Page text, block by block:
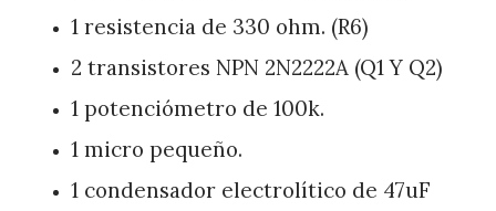
1 resistencia de 330 ohm. (R6)
2 transistores NPN 2N2222A (Q1 Y Q2)
1 potenciómetro de 100k.
1 micro pequeño.
1 condensador electrolítico de 47uF